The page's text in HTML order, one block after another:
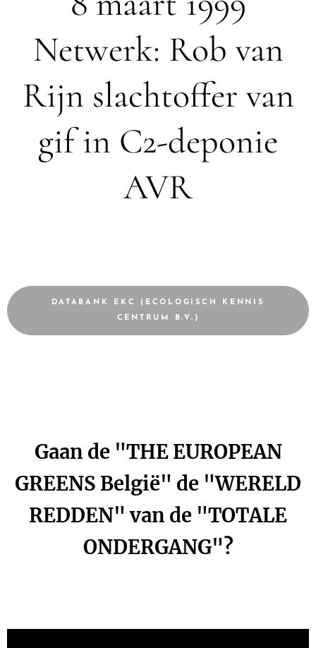
Netwerk: Rob van
Rijn slachtoffer van
gif in C2-deponie
AVR
DATABANK EKC (ECOLOGISCH KENNIS
CENTRUM B.V.)
Gaan de "THE EUROPEAN
GREENS België" de "WERELD
REDDEN" van de "TOTALE
ONDERGANG"?